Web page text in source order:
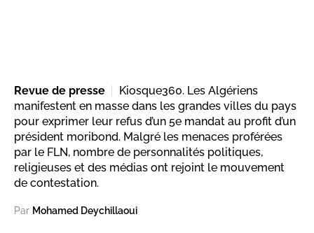
Revue de presse
Kiosque360. Les Algériens
manifestent en masse dans les grandes villes du pays
pour exprimer leur refus d’un 5e mandat au profit d’un
président moribond. Malgré les menaces proférées
par le FLN, nombre de personnalités politiques,
religieuses et des médias ont rejoint le mouvement
de contestation.
Par Mohamed Deychillaoui